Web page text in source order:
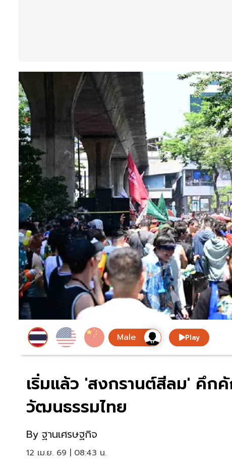
Play
เริ่มแล้ว 'สงกรานต์สีลม' คึก
วัฒนธรรมไทย
By ฐานเศรษฐกิจ
12 เม.ย. 69 | 08:43 น.